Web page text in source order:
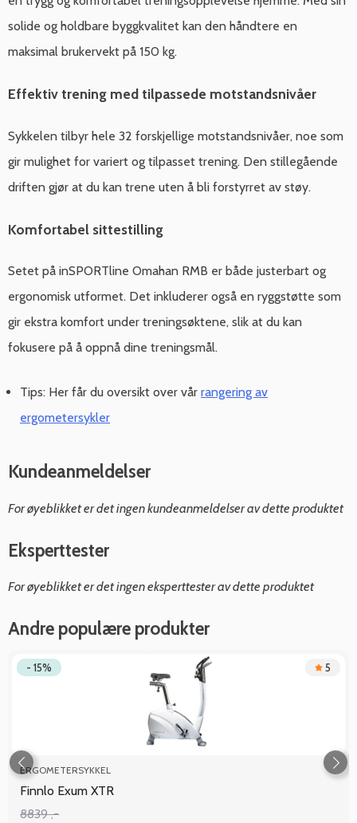
solide og holdbare byggkvalitet kan den håndtere en
maksimal brukervekt på 150 kg.
Effektiv trening med tilpassede motstandsnivåer
Sykkelen tilbyr hele 32 forskjellige motstandsnivåer, noe som
gir mulighet for variert og tilpasset trening. Den stillegående
driften gjør at du kan trene uten å bli forstyrret av støy.
Komfortabel sittestilling
Setet på inSPORTline Omahan RMB er både justerbart og
ergonomisk utformet. Det inkluderer også en ryggstøtte som
gir ekstra komfort under treningsøktene, slik at du kan
fokusere på å oppnå dine treningsmål.
Tips: Her får du oversikt over vår rangering av
ergometersykler
Kundeanmeldelser
For øyeblikket er det ingen kundeanmeldelser av dette produktet
Eksperttester
For øyeblikket er det ingen eksperttester av dette produktet
Andre populære produkter
- 15% 5
ERGOMETERSYKKEL
Finnlo Exum XTR
8839 ,-